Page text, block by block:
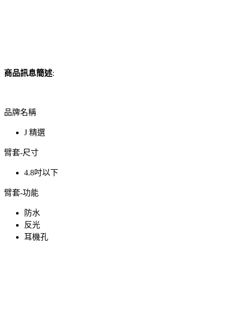
商品訊息簡述:
品牌名稱
J 精選
臂套-尺寸
4.8吋以下
臂套-功能
防水
反光
耳機孔